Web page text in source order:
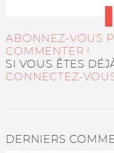
ABONNEZ-VOUS
COMMENTER !
SI VOUS ÊTES
CONNECTEZ-
DERNIERS